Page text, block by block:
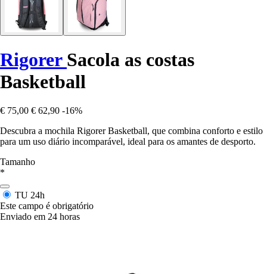
Rigorer Sacola as costas
Basketball
€ 75,00 € 62,90 -16%
Descubra a mochila Rigorer Basketball, que combina conforto e estilo
para um uso diário incomparável, ideal para os amantes de desporto.
Tamanho
*
TU 24h
Este campo é obrigatório
Enviado em 24 horas